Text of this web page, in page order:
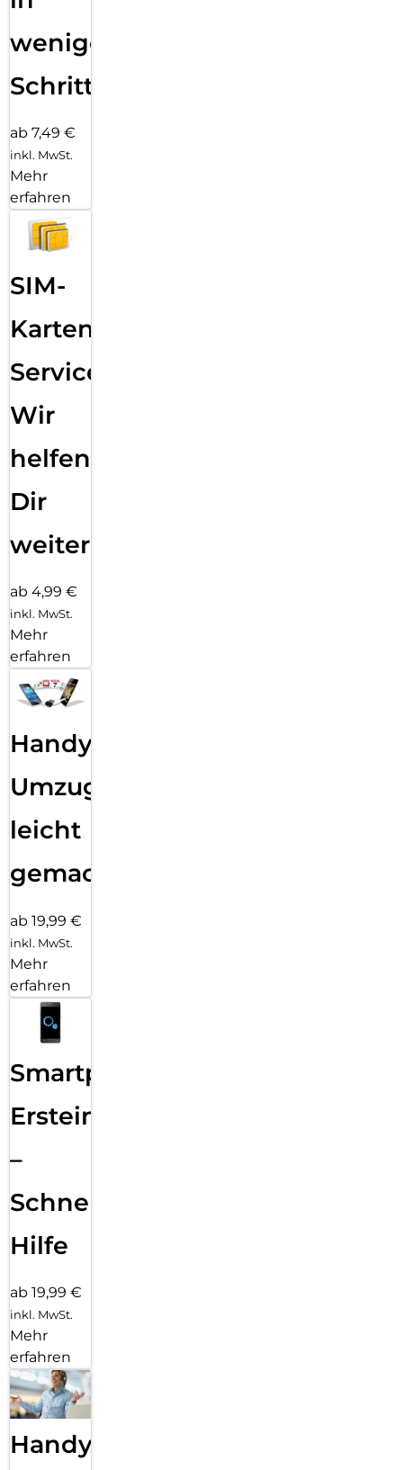
wenigen
Schritten
ab 7,49 €
inkl. MwSt.
Mehr
erfahren
SIM-
Karten
Service:
Wir
helfen
Dir
weiter
ab 4,99 €
inkl. MwSt.
Mehr
erfahren
Handy
Umzug
leicht
gemacht!
ab 19,99 €
inkl. MwSt.
Mehr
erfahren
Smartphone
Ersteinrichtung
–
Schnelle
Hilfe
ab 19,99 €
inkl. MwSt.
Mehr
erfahren
Handy